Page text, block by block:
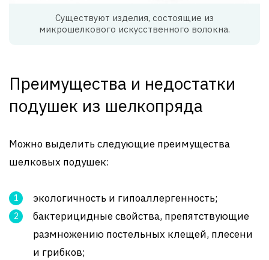
Существуют изделия, состоящие из
микрошелкового искусственного волокна.
Преимущества и недостатки
подушек из шелкопряда
Можно выделить следующие преимущества
шелковых подушек:
экологичность и гипоаллергенность;
бактерицидные свойства, препятствующие
размножению постельных клещей, плесени
и грибков;